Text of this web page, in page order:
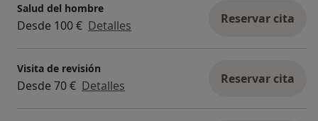
Salud del hombre
Desde 100 € Detalles Reservar cita
Visita de revisión
Desde 70 € Detalles Reservar cita